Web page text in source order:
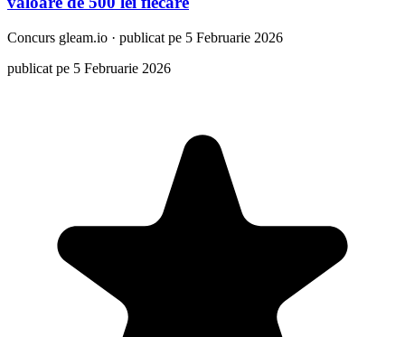
Concurs gleam.io · publicat pe 5 Februarie 2026
publicat pe 5 Februarie 2026